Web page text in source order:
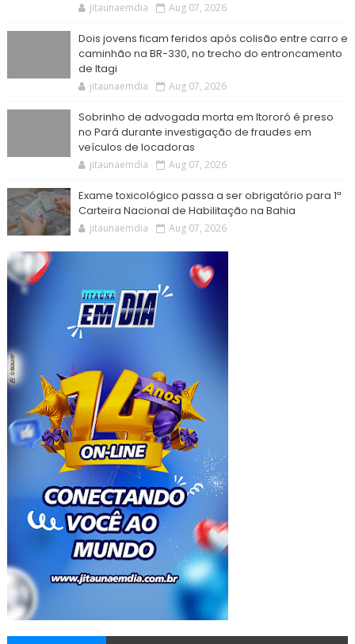
jitaunaemdia Aug 07, 2026
Dois jovens ficam feridos após colisão entre carro e
caminhão na BR-330, no trecho do entroncamento
de Itagi
jitaunaemdia Aug 07, 2026
Sobrinho de advogada morta em Itororó é preso
no Pará durante investigação de fraudes em
veículos de locadoras
jitaunaemdia Aug 07, 2026
Exame toxicológico passa a ser obrigatório para 1ª
Carteira Nacional de Habilitação na Bahia
jitaunaemdia Aug 07, 2026